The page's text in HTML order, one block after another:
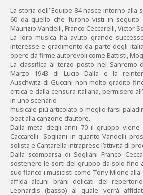
La storia dell’ Equipe 84 nasce intorno alla
60 da quello che furono visti in seguito
Maurizio Vandelli, Franco Ceccarelli, Victor
La loro musica ha avuto grande
interesse e gradimento da parte degli
opere da firme autorevoli come Battisti,
La classifica al terzo posto nel Sanremo
Marzo 1943 di Lucio Dalla e la
Auschwitz di Guccini non molto gradito
critica e dalla censura italiana, permisero
in uno scenario
musicale più articolato o meglio farsi
beat alla canzone d’autore.
Dalla metà degli anni 70 il gruppo viene
Caccarelli -Sogliani in quanto Vandelli
solista e Cantarella intraprese l’attività di
Dalla scomparsa di Sogliani Franco
sostenere le sorti del gruppo da solo fino
suo fianco i musicisti come Tony Mione alla
affida alcuni brani delicati del
Leonardis (basso) al quale verrà